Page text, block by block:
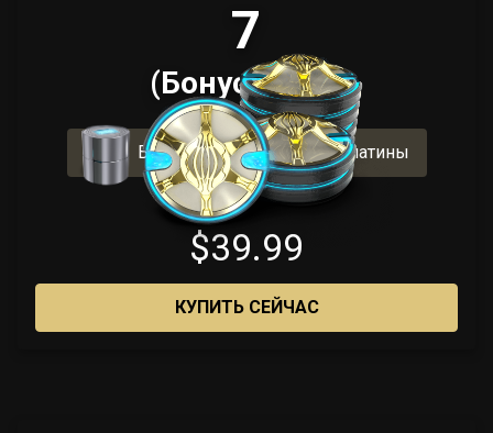
7
(Бонус: 6 + 1)
Включает 400 бонусной платины
$39.99
КУПИТЬ СЕЙЧАС